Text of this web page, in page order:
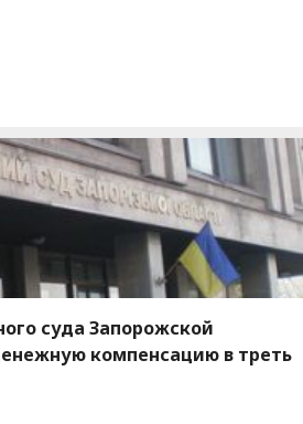
суда Запорожской
компенсацию в треть